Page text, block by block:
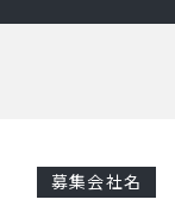
募集会社名